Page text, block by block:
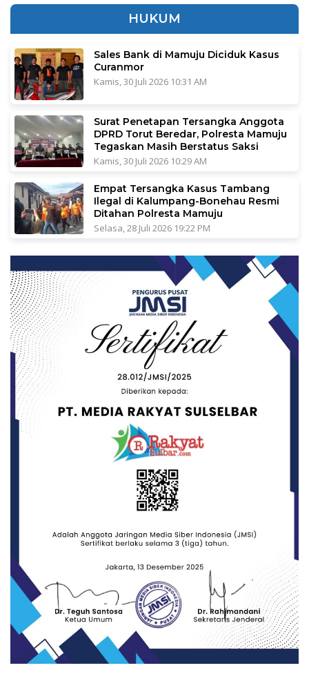
HUKUM
Sales Bank di Mamuju Diciduk Kasus
Curanmor
Kamis, 30 Juli 2026 10:31 AM
Surat Penetapan Tersangka Anggota
DPRD Torut Beredar, Polresta Mamuju
Tegaskan Masih Berstatus Saksi
Kamis, 30 Juli 2026 10:29 AM
Empat Tersangka Kasus Tambang
Ilegal di Kalumpang-Bonehau Resmi
Ditahan Polresta Mamuju
Selasa, 28 Juli 2026 19:22 PM